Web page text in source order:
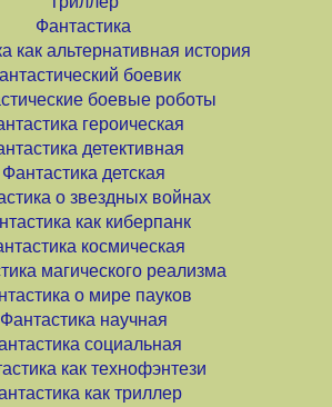
Фантастика
как альтернативная история
боевик
боевые роботы
героическая
детективная
Фантастика детская
о звездных войнах
как киберпанк
космическая
магического реализма
о мире пауков
Фантастика научная
социальная
как технофэнтези
как триллер